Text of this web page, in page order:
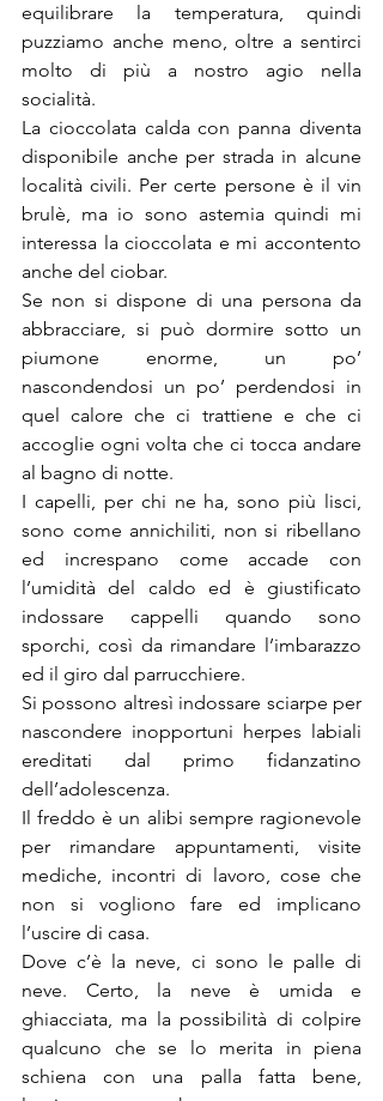
equilibrare la temperatura, quindi
puzziamo anche meno, oltre a sentirci
molto di più a nostro agio nella
socialità.
La cioccolata calda con panna diventa
disponibile anche per strada in alcune
località civili. Per certe persone è il vin
brulè, ma io sono astemia quindi mi
interessa la cioccolata e mi accontento
anche del ciobar.
Se non si dispone di una persona da
abbracciare, si può dormire sotto un
piumone enorme, un po’
nascondendosi un po’ perdendosi in
quel calore che ci trattiene e che ci
accoglie ogni volta che ci tocca andare
al bagno di notte.
I capelli, per chi ne ha, sono più lisci,
sono come annichiliti, non si ribellano
ed increspano come accade con
l’umidità del caldo ed è giustificato
indossare cappelli quando sono
sporchi, così da rimandare l’imbarazzo
ed il giro dal parrucchiere.
Si possono altresì indossare sciarpe per
nascondere inopportuni herpes labiali
ereditati dal primo fidanzatino
dell’adolescenza.
Il freddo è un alibi sempre ragionevole
per rimandare appuntamenti, visite
mediche, incontri di lavoro, cose che
non si vogliono fare ed implicano
l’uscire di casa.
Dove c’è la neve, ci sono le palle di
neve. Certo, la neve è umida e
ghiacciata, ma la possibilità di colpire
qualcuno che se lo merita in piena
schiena con una palla fatta bene,